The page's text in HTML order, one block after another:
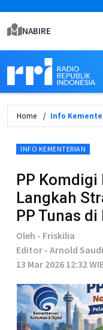
NABIRE
Home Info
INFO KEMENTERIAN
PP Komdigi
Langkah
PP Tunas
Oleh - Friskilia
Editor - Arnold
13 Mar 2026 12:32